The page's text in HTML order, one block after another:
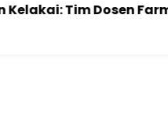
Dosen Farmasi